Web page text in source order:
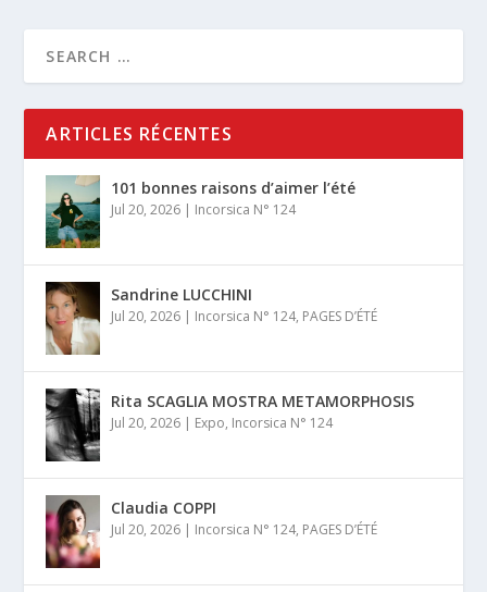
ARTICLES RÉCENTES
101 bonnes raisons d’aimer l’été
Jul 20, 2026 | Incorsica N° 124
Sandrine LUCCHINI
Jul 20, 2026 | Incorsica N° 124, PAGES D’ÉTÉ
Rita SCAGLIA MOSTRA METAMORPHOSIS
Jul 20, 2026 | Expo, Incorsica N° 124
Claudia COPPI
Jul 20, 2026 | Incorsica N° 124, PAGES D’ÉTÉ